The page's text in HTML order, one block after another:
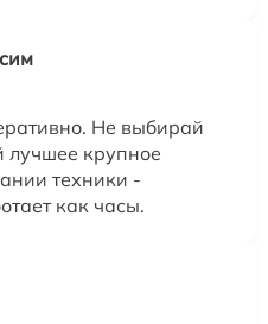
Не выбирай
лучшее крупное
техники -
как часы.